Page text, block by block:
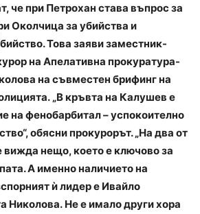
че при Петрохан става въпрос за
Околчица за убийства и
Това заяви заместник-
на Апелативна прокуратура-
на съвместен брифинг на
„В кръвта на Калушев е
на фенобарбитал – успокоително
обясни прокурорът. „На два от
вижда нещо, което е ключово за
А именно наличието на
ѝ лидер е Ивайло
Николова. Не е имало други хора